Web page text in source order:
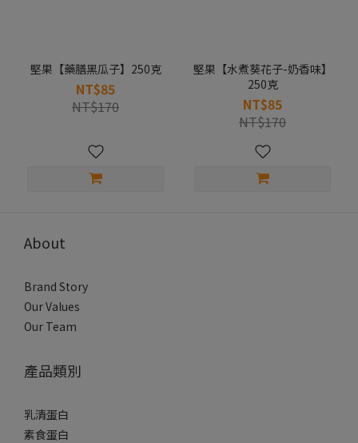
堅果【藥膳黑瓜子】250克
NT$85
NT$170
堅果【水煮葵花子-奶香味】
250克
NT$85
NT$170
About
Brand Story
Our Values
Our Team
產品類別
乳清蛋白
素食蛋白